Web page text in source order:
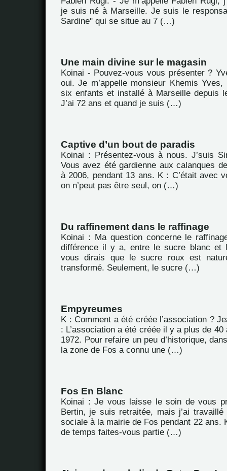
je suis né à Marseille. Je suis le
Sardine" qui se situe au 7 (…)
Une main divine sur le magasin
Koinai - Pouvez-vous vous présenter ?
oui. Je m’appelle monsieur Khemis
six enfants et installé à Marseille depuis
J’ai 72 ans et quand je suis (…)
Captive d’un bout de paradis
Koinai : Présentez-vous à nous. J’suis
Vous avez été gardienne aux calanques
à 2006, pendant 13 ans. K : C’était avec
on n’peut pas être seul, on (…)
Du raffinement dans le raffinage
Koinai : Ma question concerne le
différence il y a, entre le sucre blanc et
vous dirais que le sucre roux est
transformé. Seulement, le sucre (…)
Empyreumes
K : Comment a été créée l’association ?
: L’association a été créée il y a plus de 40
1972. Pour refaire un peu d’historique,
la zone de Fos a connu une (…)
Fos En Blanc
Koinai : Je vous laisse le soin de vous
Bertin, je suis retraitée, mais j’ai travaillé
sociale à la mairie de Fos pendant 22 ans.
de temps faites-vous partie (…)